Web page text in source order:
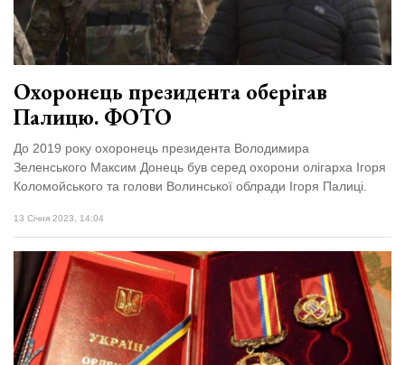
Охоронець президента оберігав
Палицю. ФОТО
До 2019 року охоронець президента Володимира
Зеленського Максим Донець був серед охорони олігарха Ігоря
Коломойського та голови Волинської облради Ігоря Палиці.
13 Січня 2023, 14:04